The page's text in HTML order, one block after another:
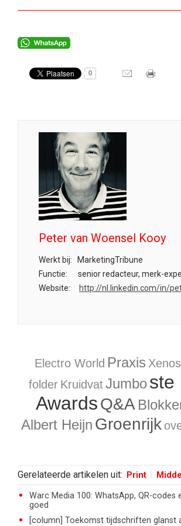
0
Peter van Woensel Kooy
Werkt bij:
MarketingTribune
Functie:
senior redacteur, merk-
Website:
http://nl.linkedin.com/in/
Electro World Praxis Xenos
folder KruidvatJumboste
AwardsQ&A
Albert Heijn Groenrijk
Gerelateerde artikelen uit: Print
Warc Media 100: WhatsApp, QR-codes
goed
[column] Toekomst tijdschriften glanst